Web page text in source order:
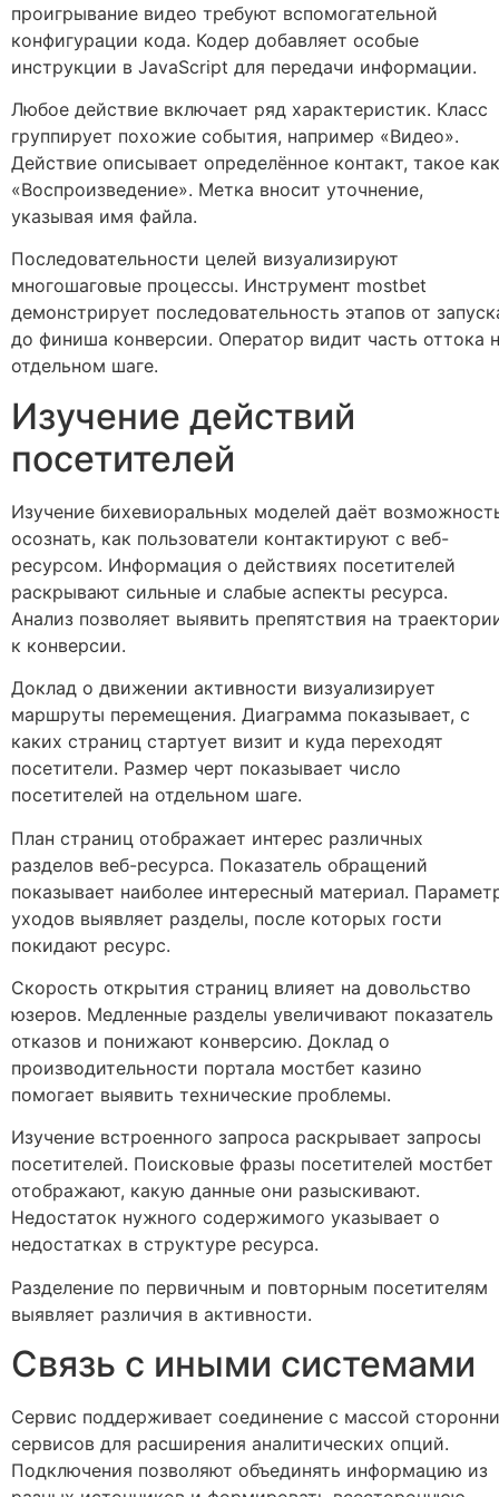
проигрывание видео требуют вспомогательной
конфигурации кода. Кодер добавляет особые
инструкции в JavaScript для передачи информации.
Любое действие включает ряд характеристик. Класс
группирует похожие события, например «Видео».
Действие описывает определённое контакт, такое как
«Воспроизведение». Метка вносит уточнение,
указывая имя файла.
Последовательности целей визуализируют
многошаговые процессы. Инструмент mostbet
демонстрирует последовательность этапов от
до финиша конверсии. Оператор видит часть оттока
отдельном шаге.
Изучение действий
посетителей
Изучение бихевиоральных моделей даёт
осознать, как пользователи контактируют с веб-
ресурсом. Информация о действиях посетителей
раскрывают сильные и слабые аспекты ресурса.
Анализ позволяет выявить препятствия на
к конверсии.
Доклад о движении активности визуализирует
маршруты перемещения. Диаграмма показывает, с
каких страниц стартует визит и куда переходят
посетители. Размер черт показывает число
посетителей на отдельном шаге.
План страниц отображает интерес различных
разделов веб-ресурса. Показатель обращений
показывает наиболее интересный материал.
уходов выявляет разделы, после которых гости
покидают ресурс.
Скорость открытия страниц влияет на довольство
юзеров. Медленные разделы увеличивают показатель
отказов и понижают конверсию. Доклад о
производительности портала мостбет казино
помогает выявить технические проблемы.
Изучение встроенного запроса раскрывает запросы
посетителей. Поисковые фразы посетителей мостбет
отображают, какую данные они разыскивают.
Недостаток нужного содержимого указывает о
недостатках в структуре ресурса.
Разделение по первичным и повторным посетителям
выявляет различия в активности.
Связь с иными системами
Сервис поддерживает соединение с массой
сервисов для расширения аналитических опций.
Подключения позволяют объединять информацию из